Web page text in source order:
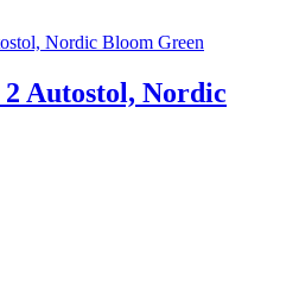
Autostol, Nordic